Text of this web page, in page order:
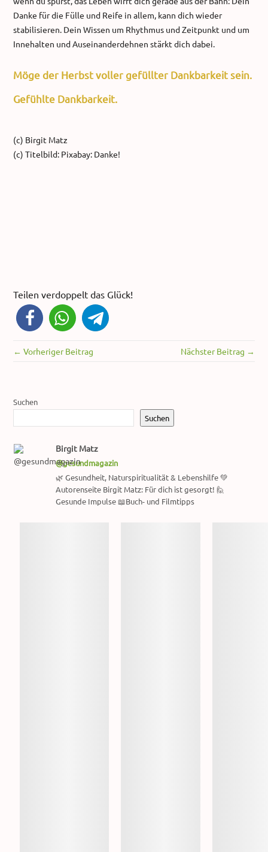
Danke für die Fülle und Reife in allem, kann dich wieder
stabilisieren. Dein Wissen um Rhythmus und Zeitpunkt und um
Innehalten und Auseinanderdehnen stärkt dich dabei.
Möge der Herbst voller gefüllter Dankbarkeit sein.
Gefühlte Dankbarkeit.
(c) Birgit Matz
(c) Titelbild: Pixabay: Danke!
Teilen verdoppelt das Glück!
← Vorheriger Beitrag Nächster Beitrag →
Suchen
Suchen
Birgit Matz
@gesundmagazin
🌿 Gesundheit, Naturspiritualität & Lebenshilfe 💚
Autorenseite Birgit Matz: Für dich ist gesorgt! 🙋
Gesunde Impulse 📖Buch- und Filmtipps